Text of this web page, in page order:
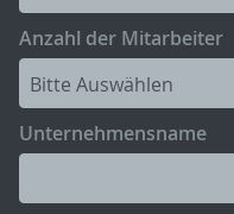
Anzahl der Mitarbeiter
Unternehmensname